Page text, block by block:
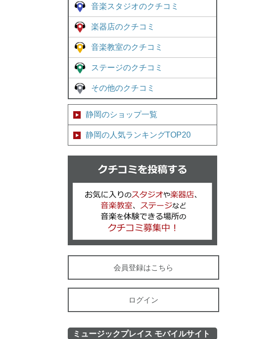
音楽スタジオのクチコミ
楽器店のクチコミ
音楽教室のクチコミ
ステージのクチコミ
その他のクチコミ
静岡のショップ一覧
静岡の人気ランキングTOP20
会員登録はこちら
ログイン
ミュージックプレイス モバイルサイト